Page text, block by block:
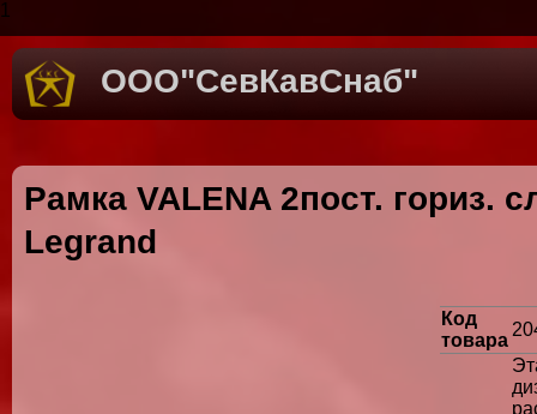
1
ООО"СевКавСнаб"
Рамка VALENA 2пост. гориз.
Legrand
Код
товара